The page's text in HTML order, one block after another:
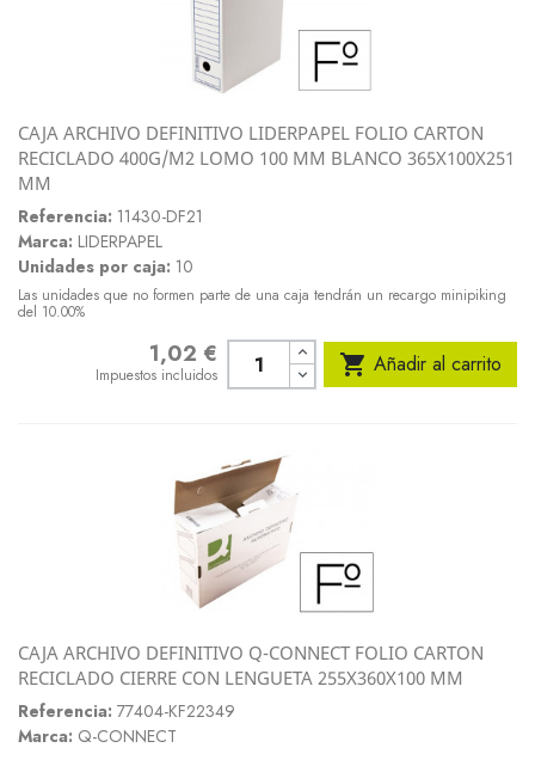
CAJA ARCHIVO DEFINITIVO LIDERPAPEL FOLIO CARTON
RECICLADO 400G/M2 LOMO 100 MM BLANCO 365X100X251
MM
Referencia: 11430-DF21
Marca: LIDERPAPEL
Unidades por caja: 10
Las unidades que no formen parte de una caja tendrán un recargo minipiking
del 10.00%
1,02 €
Impuestos incluidos  Añadir al carrito
CAJA ARCHIVO DEFINITIVO Q-CONNECT FOLIO CARTON
RECICLADO CIERRE CON LENGUETA 255X360X100 MM
Referencia: 77404-KF22349
Marca: Q-CONNECT